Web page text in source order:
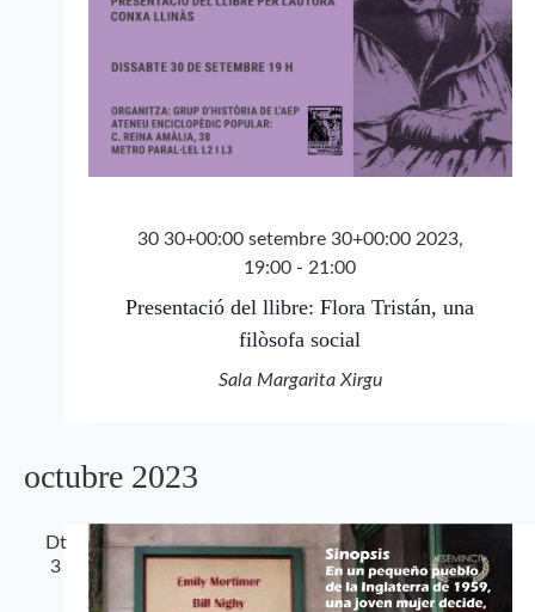
30 30+00:00 setembre 30+00:00 2023,
19:00 - 21:00
Presentació del llibre: Flora Tristán, una
filòsofa social
Sala Margarita Xirgu
octubre 2023
Dt
3